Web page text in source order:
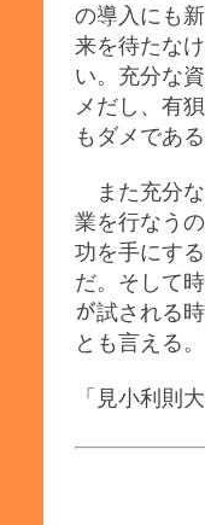
の導入にも
来を待たな
い。充分な
メだし、有
もダメであ
また充分な
業を行なう
功を手にす
だ。そして
が試される
とも言える。
「見小利則